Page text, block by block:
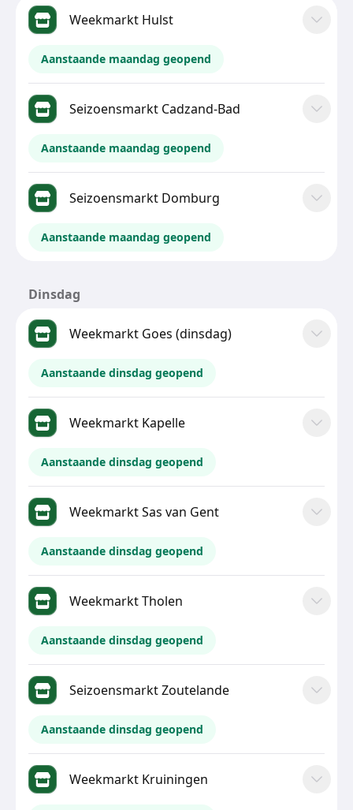
Weekmarkt Hulst
Aanstaande maandag geopend
Seizoensmarkt Cadzand-Bad
Aanstaande maandag geopend
Seizoensmarkt Domburg
Aanstaande maandag geopend
Dinsdag
Weekmarkt Goes (dinsdag)
Aanstaande dinsdag geopend
Weekmarkt Kapelle
Aanstaande dinsdag geopend
Weekmarkt Sas van Gent
Aanstaande dinsdag geopend
Weekmarkt Tholen
Aanstaande dinsdag geopend
Seizoensmarkt Zoutelande
Aanstaande dinsdag geopend
Weekmarkt Kruiningen